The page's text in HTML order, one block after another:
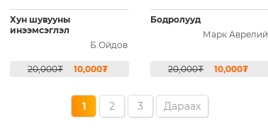
Хун шувууны
инээмсэглэл
Б.Ойдов
20,000₮ 10,000₮
Бодролууд
Марк Аврелий
20,000₮ 10,000₮
1 2 3 Дараах